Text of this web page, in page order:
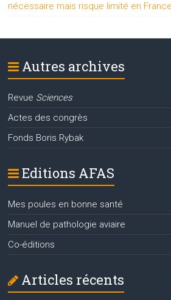
nécessaire mais risque limité en
Autres archives
Revue Sciences
Actes des congrès
Fonds Boris Rybak
Editions AFAS
Mes poules en bonne santé
Manuel de pathologie aviaire
Co-éditions
Articles récents